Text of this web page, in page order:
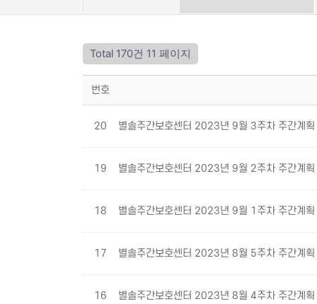
Total 170건 11 페이지
번호
20 별솔주간보호센터 2023년 9월 3주차 주간계획
19 별솔주간보호센터 2023년 9월 2주차 주간계획
18 별솔주간보호센터 2023년 9월 1주차 주간계획
17 별솔주간보호센터 2023년 8월 5주차 주간계획
16 별솔주간보호센터 2023년 8월 4주차 주간계획